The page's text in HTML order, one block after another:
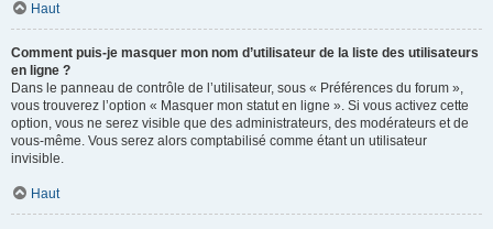
Haut
Comment puis-je masquer mon nom d’utilisateur de la liste des utilisateurs
en ligne ?
Dans le panneau de contrôle de l’utilisateur, sous « Préférences du forum »,
vous trouverez l’option « Masquer mon statut en ligne ». Si vous activez cette
option, vous ne serez visible que des administrateurs, des modérateurs et de
vous-même. Vous serez alors comptabilisé comme étant un utilisateur
invisible.
Haut